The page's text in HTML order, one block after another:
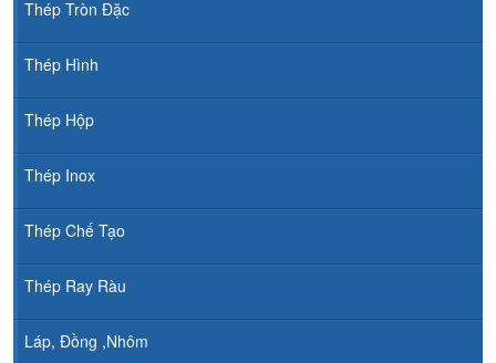
Thép Tròn Đặc
Thép Hình
Thép Hộp
Thép Inox
Thép Chế Tạo
Thép Ray Ràu
Láp, Đồng ,Nhôm